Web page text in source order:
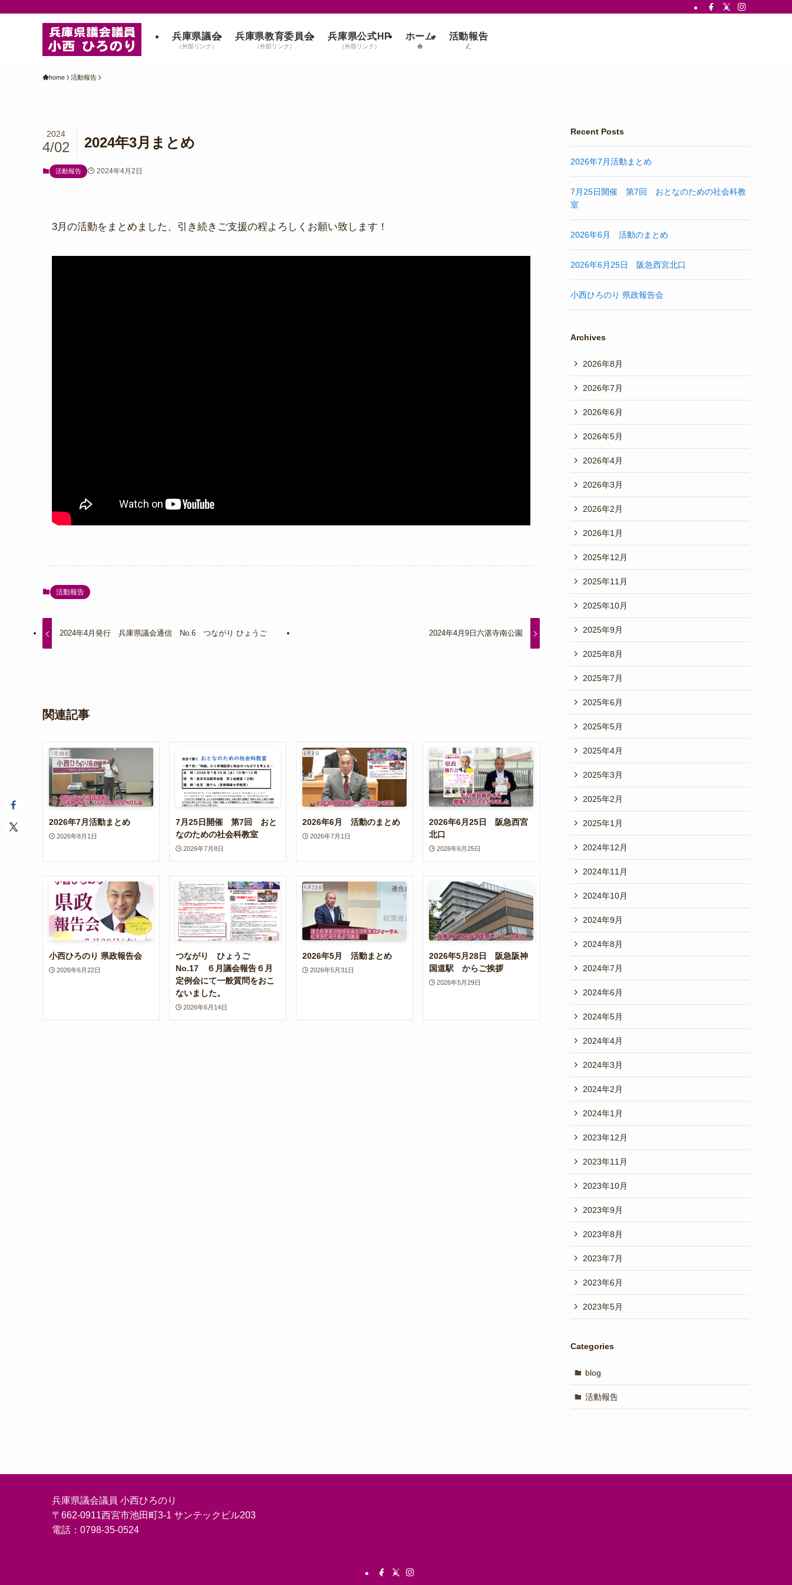
兵庫県議会
（外部リンク）
兵庫県教育委員会
（外部リンク）
兵庫県公式HP
（外部リンク）
ホーム 活動報告
home 活動報告
2024年3月まとめ
2024
4/02
活動報告 2024年4月2日
3月の活動をまとめました、引き続きご支援の程よろしくお願い致します！
活動報告
2024年4月発行 兵庫県議会通信 No.6 つながり ひょうご 2024年4月9日六湛寺南公園
関連記事
2026年7月活動まとめ
2026年8月1日
7月25日開催 第7回 おと
なのための社会科教室
2026年7月8日
2026年6月 活動のまとめ
2026年7月1日
2026年6月25日 阪急西宮
北口
2026年6月25日
小西ひろのり 県政報告会
2026年6月22日
つながり ひょうご
No.17 ６月議会報告６月
定例会にて一般質問をおこ
ないました。
2026年6月14日
2026年5月 活動まとめ
2026年5月31日
2026年5月28日 阪急阪神
国道駅 からご挨拶
2026年5月29日
Recent Posts
2026年7月活動まとめ
7月25日開催 第7回 おとなのための社会科教
室
2026年6月 活動のまとめ
2026年6月25日 阪急西宮北口
小西ひろのり 県政報告会
Archives
2026年8月
2026年7月
2026年6月
2026年5月
2026年4月
2026年3月
2026年2月
2026年1月
2025年12月
2025年11月
2025年10月
2025年9月
2025年8月
2025年7月
2025年6月
2025年5月
2025年4月
2025年3月
2025年2月
2025年1月
2024年12月
2024年11月
2024年10月
2024年9月
2024年8月
2024年7月
2024年6月
2024年5月
2024年4月
2024年3月
2024年2月
2024年1月
2023年12月
2023年11月
2023年10月
2023年9月
2023年8月
2023年7月
2023年6月
2023年5月
Categories
blog
活動報告
兵庫県議会議員 小西ひろのり
〒662-0911西宮市池田町3-1 サンテックビル203
電話：0798-35-0524